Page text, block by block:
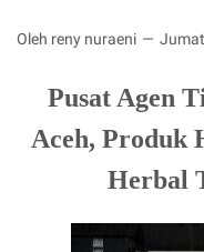
Oleh reny nuraeni
Pusat Agen
Aceh, Produk
Herbal